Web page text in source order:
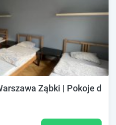
Ząbki | Pokoje dla